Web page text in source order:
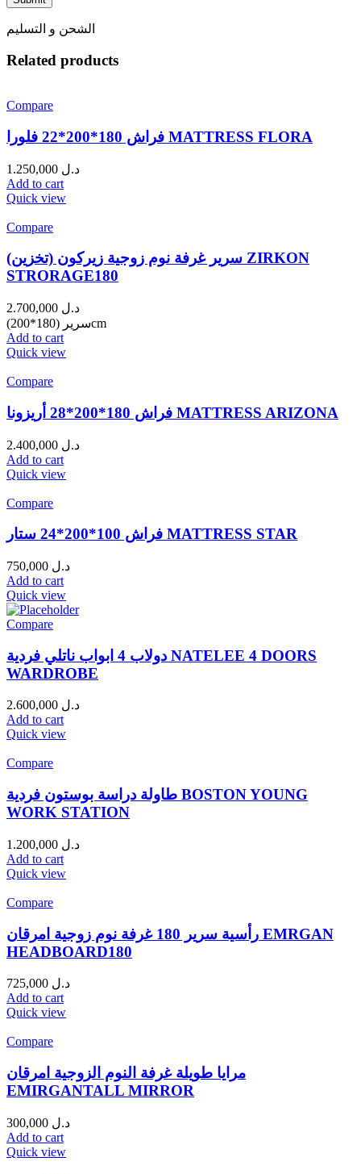
الشحن و التسليم
Related products
Compare
فراش 180*200*22 فلورا MATTRESS FLORA
د.ل
Add to cart
Quick view
Compare
سرير غرفة نوم زوجية زيركون (تخزين) ZIRKON
STRORAGE180
د.ل
سرير (180*200)cm
Add to cart
Quick view
Compare
فراش 180*200*28 أريزونا MATTRESS ARIZONA
د.ل
Add to cart
Quick view
Compare
فراش 100*200*24 ستار MATTRESS STAR
د.ل
Add to cart
Quick view
Compare
دولاب 4 ابواب ناتلي فردية NATELEE 4 DOORS
WARDROBE
د.ل
Add to cart
Quick view
Compare
طاولة دراسة بوستون فردية BOSTON YOUNG
WORK STATION
د.ل
Add to cart
Quick view
Compare
رأسية سرير 180 غرفة نوم زوجية امرقان EMRGAN
HEADBOARD180
د.ل
Add to cart
Quick view
Compare
مرايا طويلة غرفة النوم الزوجية امرقان
EMIRGANTALL MIRROR
د.ل
Add to cart
Quick view